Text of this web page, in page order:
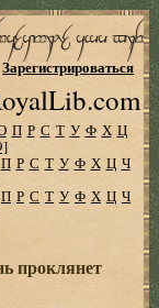
Зарегистрироваться
П Р С Т У Ф Х Ц
П Р С Т У Ф Х Ц Ч
П Р С Т У Ф Х Ц Ч
проклянет